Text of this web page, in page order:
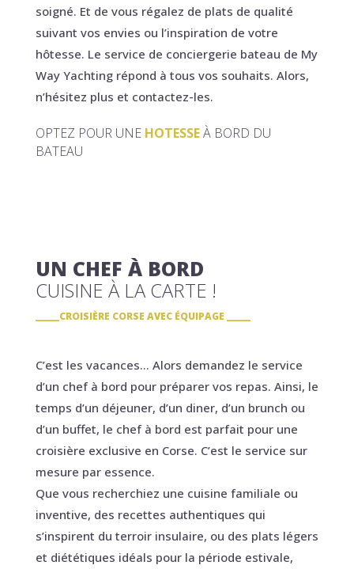
soigné. Et de vous régalez de plats de qualité
suivant vos envies ou l’inspiration de votre
hôtesse. Le service de conciergerie bateau de My
Way Yachting répond à tous vos souhaits. Alors,
n’hésitez plus et contactez-les.
OPTEZ POUR UNEHOTESSEÀ BORD DU
BATEAU
UN CHEF À BORD
CUISINE À LA CARTE !
CROISIÈRE CORSE AVEC ÉQUIPAGE
C’est les vacances… Alors demandez le service
d’un chef à bord pour préparer vos repas. Ainsi, le
temps d’un déjeuner, d’un diner, d’un brunch ou
d’un buffet, le chef à bord est parfait pour une
croisière exclusive en Corse. C’est le service sur
mesure par essence.
Que vous recherchiez une cuisine familiale ou
inventive, des recettes authentiques qui
s’inspirent du terroir insulaire, ou des plats légers
et diététiques idéals pour la période estivale,